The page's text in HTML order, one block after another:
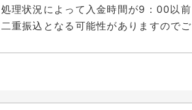
理状況によって入金時間が9：00以前
重振込となる可能性がありますのでご